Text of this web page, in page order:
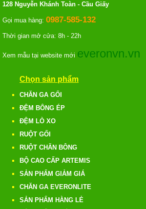
128 Nguyễn Khánh Toàn - Cầu Giấy
Gọi mua hàng: 0987-585-132
Thời gian mở cửa: 8h - 22h
Xem mẫu tại website mới everonvn.vn
Chọn sản phẩm
CHĂN GA GỐI
ĐỆM BÔNG ÉP
ĐỆM LÒ XO
RUỘT GỐI
RUỘT CHĂN BÔNG
BỘ CAO CẤP ARTEMIS
SẢN PHẨM GIẢM GIÁ
CHĂN GA EVERONLITE
SẢN PHẨM HÀNG LẺ